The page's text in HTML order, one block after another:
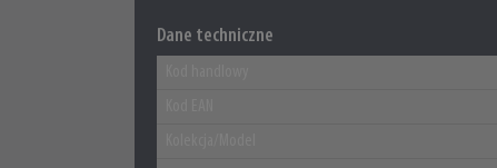
Dane techniczne